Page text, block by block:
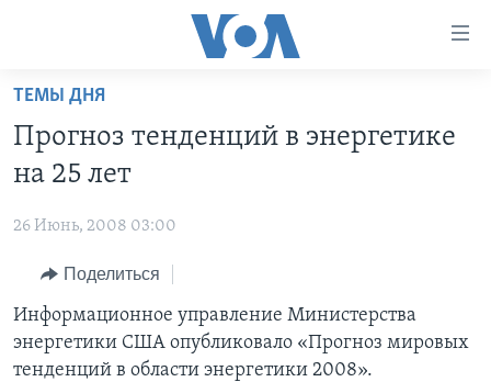
Перейти
основной
контент
навигации
Перейти
поиск
ПРОГРАММЫ
НОВОСТИ ЗА МИНУТУ
ИТОГИ
ПОЧЕМУ ЭТО ВАЖНО?
ДИСКУССИЯ VOA
УЧИМ АНГЛИЙСКИЙ
НАША АМЕРИКАНСКАЯ ИСТОРИЯ
А КАК В АМЕРИКЕ?
АРТЕФАКТЫ
ЭКСПЕРТИЗА
ИНТЕРВЬЮ
ФАКТЫ ПРОТИВ ФЕЙКОВ
ЗА СВОБОДУ ПРЕССЫ
ТЕМЫ ДНЯ
Прогноз тенденций в энергетике
на 25 лет
26 Июнь, 2008 03:00
Поделиться
Информационное управление Министерства
энергетики США опубликовало «Прогноз мировых
тенденций в области энергетики 2008».